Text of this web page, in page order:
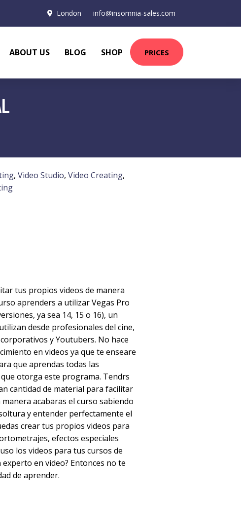
London info@insomnia-sales.com
ABOUT US BLOG SHOP PRICES
, Video Studio, Video Creating,
tus propios videos de manera
aprenders a utilizar Vegas Pro
ya sea 14, 15 o 16), un
desde profesionales del cine,
y Youtubers. No hace
en videos ya que te enseare
que aprendas todas las
otorga este programa. Tendrs
cantidad de material para facilitar
acabaras el curso sabiendo
y entender perfectamente el
crear tus propios videos para
efectos especiales
los videos para tus cursos de
en video? Entonces no te
de aprender.